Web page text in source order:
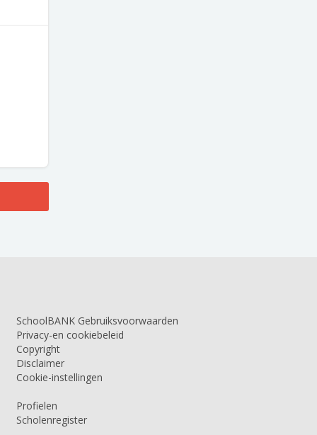
SchoolBANK Gebruiksvoorwaarden
Privacy-en cookiebeleid
Copyright
Disclaimer
Cookie-instellingen
Profielen
Scholenregister